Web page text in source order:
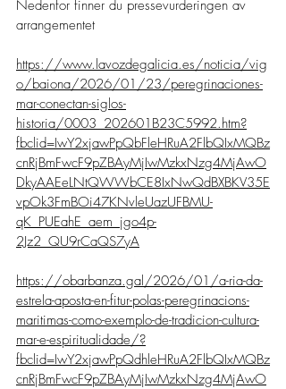
Nedenfor finner du pressevurderingen av
arrangementet
https://www.lavozdegalicia.es/noticia/vig
o/baiona/2026/01/23/peregrinaciones-
mar-conectan-siglos-
historia/0003_202601B23C5992.htm?
fbclid=IwY2xjawPpQbFleHRuA2FlbQIxMQBz
cnRjBmFwcF9pZBAyMjIwMzkxNzg4MjAwO
DkyAAEeLNtQWWbCE8IxNwQdBXBKV35E
vpOk3FmBOi47KNvleUazUFBMU-
qK_PUEahE_aem_jgo4p-
2Jz2_QU9rCaQS7yA
https://obarbanza.gal/2026/01/a-ria-da-
estrela-aposta-en-fitur-polas-peregrinacions-
maritimas-como-exemplo-de-tradicion-cultura-
mar-e-espiritualidade/?
fbclid=IwY2xjawPpQdhleHRuA2FlbQIxMQBz
cnRjBmFwcF9pZBAyMjIwMzkxNzg4MjAwO